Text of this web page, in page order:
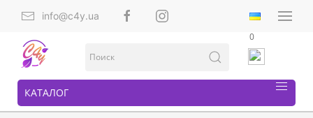
info@c4y.ua
0
КАТАЛОГ